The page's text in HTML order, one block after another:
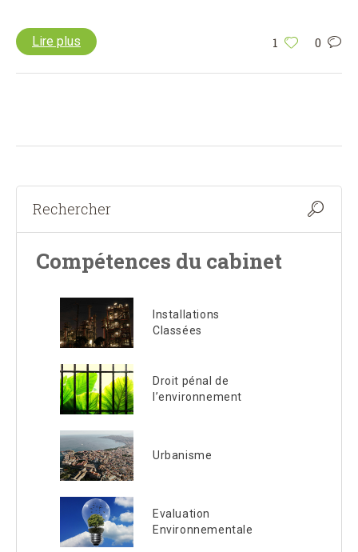
1 0
Lire plus
Compétences du cabinet
Installations
Classées
Droit pénal de
l’environnement
Urbanisme
Evaluation
Environnementale